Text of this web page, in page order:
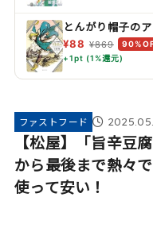
とんがり帽子のア
¥88 ¥869
+1pt (1%還元)
ファストフード
【松屋】「旨辛豆
から最後まで熱々
使って安い！